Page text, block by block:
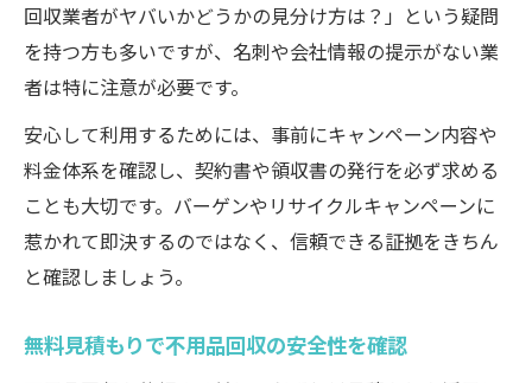
回収業者がヤバいかどうかの見分け方は？」という疑問
を持つ方も多いですが、名刺や会社情報の提示がない業
者は特に注意が必要です。
安心して利用するためには、事前にキャンペーン内容や
料金体系を確認し、契約書や領収書の発行を必ず求める
ことも大切です。バーゲンやリサイクルキャンペーンに
惹かれて即決するのではなく、信頼できる証拠をきちん
と確認しましょう。
無料見積もりで不用品回収の安全性を確認